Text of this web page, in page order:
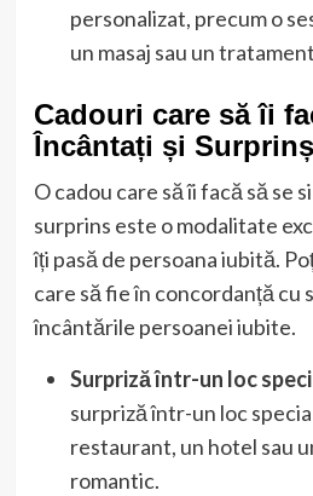
personalizat, precum o
un masaj sau un
Cadouri care să îi
Încântați și
O cadou care să îi facă să se
surprins este o modalitate
îți pasă de persoana iubită.
care să fie în concordanță cu
încântările persoanei iubite.
Surpriză într-un loc
surpriză într-un loc
restaurant, un hotel sau
romantic.